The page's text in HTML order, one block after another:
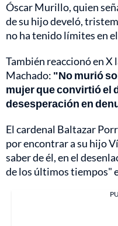
Óscar Murillo, quien
de su hijo develó,
no ha tenido límites en
También reaccionó en
Machado: "No murió
mujer que convirtió el
desesperación en
El cardenal Baltazar
por encontrar a su hijo
saber de él, en el
de los últimos tiempos"